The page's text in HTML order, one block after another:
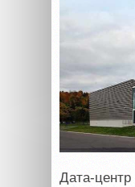
Дата-центр